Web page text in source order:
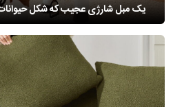
یک مبل شارژی عجیب که شکل